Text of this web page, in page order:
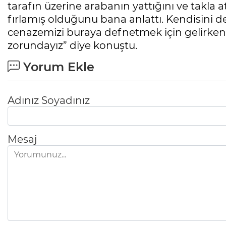
tarafın üzerine arabanın yattığını ve takla
fırlamış olduğunu bana anlattı. Kendisini
cenazemizi buraya defnetmek için
zorundayız” diye konuştu.
Yorum Ekle
Adınız Soyadınız
Mesaj